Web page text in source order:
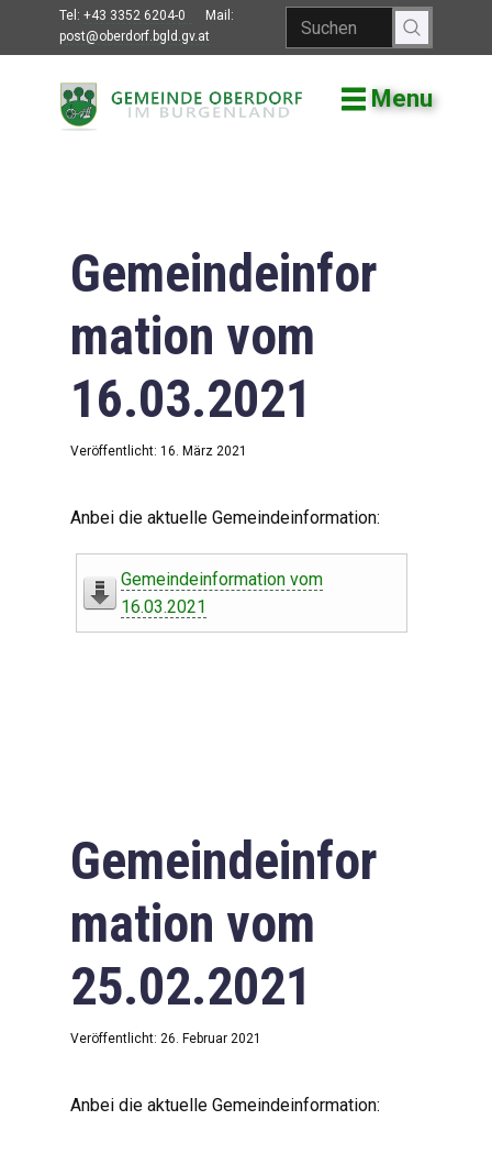
Tel: +43 3352 6204-0
Mail:
post@oberdorf.bgld.gv.at
Menu
Willkommen
Gemeindeamt
Gemeinderat
Bildung
Vereine
Leben in Oberdorf
Downloads
Impressum
Datenschutzerklärung
Gemeindeinfor
mation vom
16.03.2021
Veröffentlicht: 16. März 2021
Anbei die aktuelle Gemeindeinformation:
Gemeindeinformation vom
16.03.2021
Gemeindeinfor
mation vom
25.02.2021
Veröffentlicht: 26. Februar 2021
Anbei die aktuelle Gemeindeinformation: